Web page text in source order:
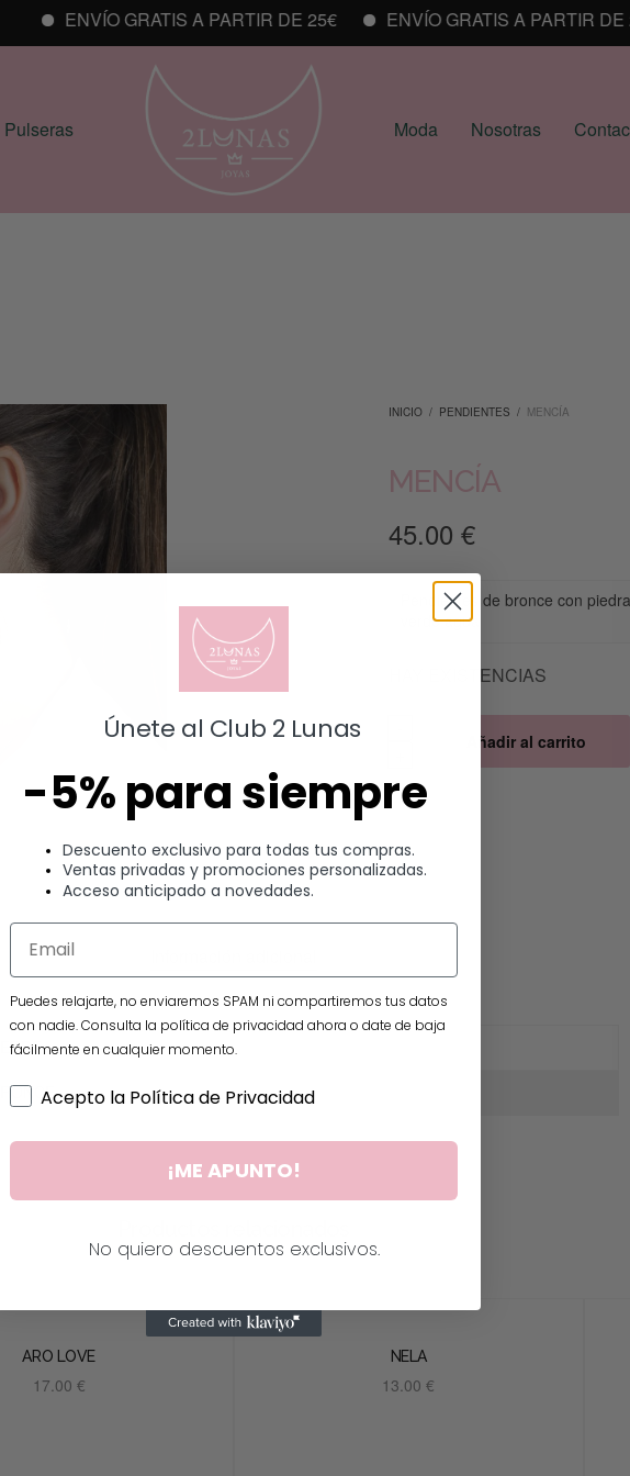
ENVÍO GRATIS A PARTIR DE 25€ ENVÍO GRATIS A PARTIR DE 25€
Pulseras Moda Nosotras
INICIO / PENDIENTES / MENCÍA
MENCÍA
45.00€
Pendientes de bronce con
verde agua
HAY EXISTENCIAS
Añadir al carrito
VERDE
BRONCE
ARO LOVE
17.00 €
NELA
13.00€
Únete al Club 2 Lunas
-5% para siempre
Descuento exclusivo para todas tus compras.
Ventas privadas y promociones personalizadas.
Acceso anticipado a novedades.
Puedes relajarte, no enviaremos SPAM ni compartiremos tus datos
con nadie. Consulta la política de privacidad ahora o date de baja
fácilmente en cualquier momento.
Acepto la Política de Privacidad
¡ME APUNTO!
No quiero descuentos exclusivos.